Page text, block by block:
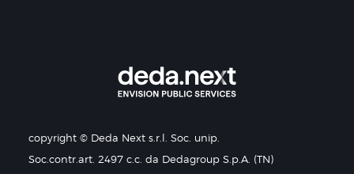
copyright © Deda Next s.r.l. Soc. unip.
Soc.contr.art. 2497 c.c. da Dedagroup S.p.A. (TN)